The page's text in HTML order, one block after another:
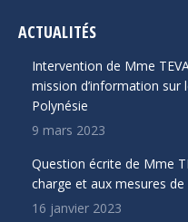
Facebook
s'ouvre
dans
une
nouvelle
YouTube
s'ouvre
dans
une
nouvelle
fenêtre
ACTUALITÉS
Intervention de Mme
mission d’information sur
Polynésie
9 mars 2023
Question écrite de Mme
charge et aux mesures
16 janvier 2023